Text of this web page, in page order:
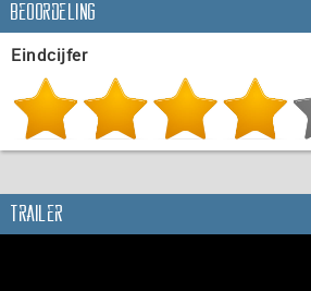
Beoordeling
Eindcijfer
Trailer